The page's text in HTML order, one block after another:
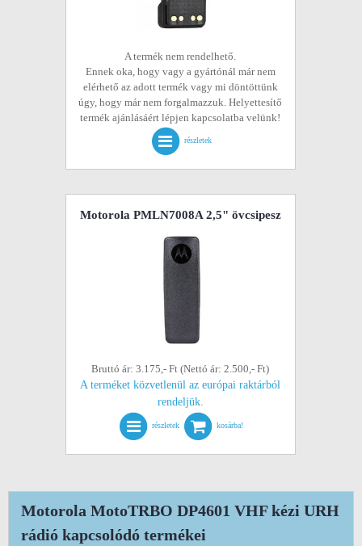
A termék nem rendelhető.
Ennek oka, hogy vagy a gyártónál már nem
elérhető az adott termék vagy mi döntöttünk
úgy, hogy már nem forgalmazzuk. Helyettesítő
termék ajánlásáért lépjen kapcsolatba velünk!
részletek
Motorola PMLN7008A 2,5" övcsipesz
Bruttó ár: 3.175,- Ft (Nettó ár: 2.500,- Ft)
A terméket közvetlenül az európai raktárból
rendeljük.
részletek kosárba!
Motorola MotoTRBO DP4601 VHF kézi URH
rádió kapcsolódó termékei